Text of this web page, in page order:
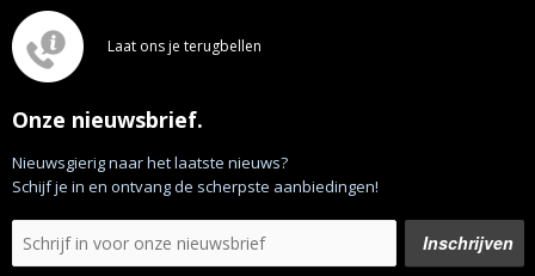
Laat ons je terugbellen
Onze nieuwsbrief.
Nieuwsgierig naar het laatste nieuws?
Schijf je in en ontvang de scherpste aanbiedingen!